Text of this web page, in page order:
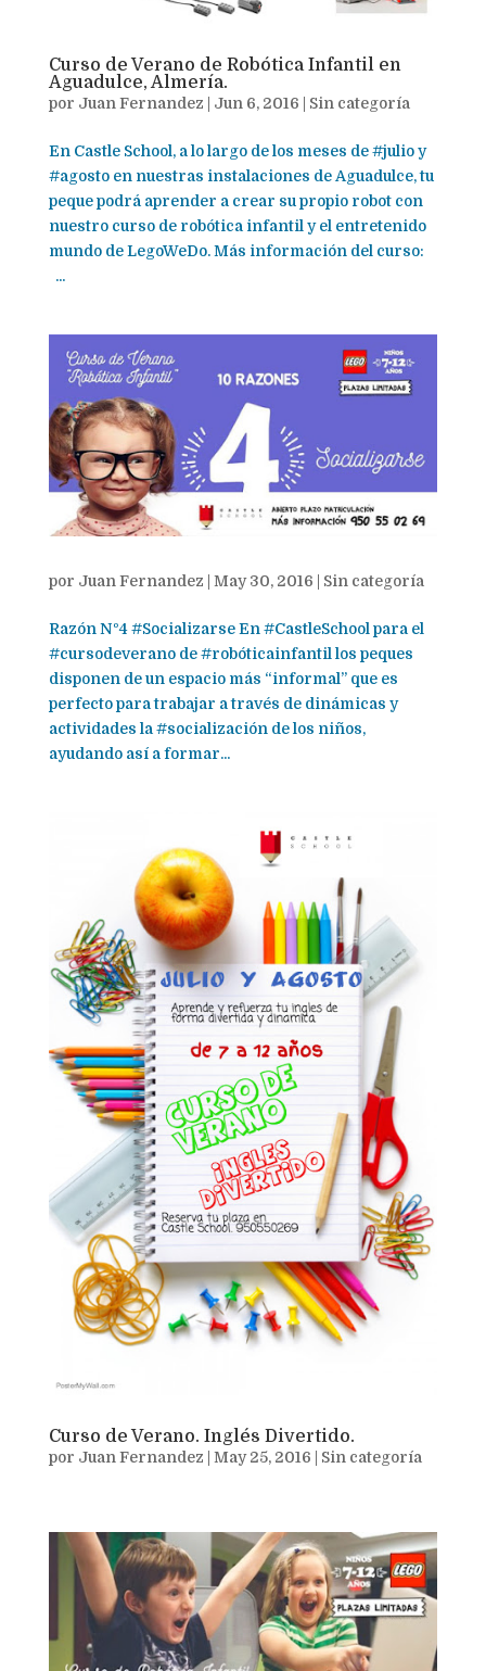
Curso de Verano de Robótica Infantil en
Aguadulce, Almería.
por Juan Fernandez | Jun 6, 2016 | Sin categoría
En Castle School, a lo largo de los meses de #julio y
#agosto en nuestras instalaciones de Aguadulce, tu
peque podrá aprender a crear su propio robot con
nuestro curso de robótica infantil y el entretenido
mundo de LegoWeDo. Más información del curso:
...
por Juan Fernandez May 30, 2016 Sin categoría
Razón Nº4 ‪#‎Socializarse‬ En ‪#‎CastleSchool‬ para el
‪#‎cursodeverano‬ de ‪#‎robóticainfantil‬ los peques
disponen de un espacio más “informal” que es
perfecto para trabajar a través de dinámicas y
actividades la ‪#‎socialización‬ de los niños,
ayudando así a formar...
Curso de Verano. Inglés Divertido.
por Juan Fernandez May 25, 2016 Sin categoría